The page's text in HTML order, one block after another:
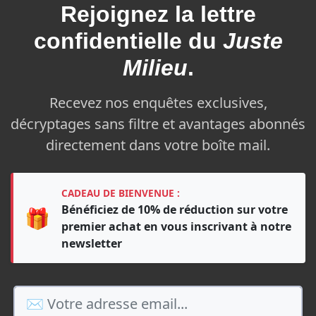
Rejoignez la lettre
confidentielle du Juste
Milieu.
Recevez nos enquêtes exclusives,
décryptages sans filtre et avantages abonnés
directement dans votre boîte mail.
🎁
CADEAU DE BIENVENUE :
Bénéficiez de 10% de réduction sur votre
premier achat en vous inscrivant à notre
newsletter